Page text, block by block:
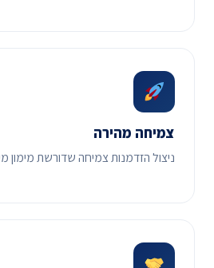
צמיחה מהירה
ניצול הזדמנות צמיחה שדורשת מימון